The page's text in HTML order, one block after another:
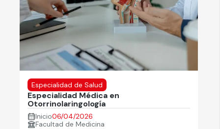
Especialidad de Salud
Especialidad Médica en
Otorrinolaringología
Inicio06/04/2026
Facultad de Medicina